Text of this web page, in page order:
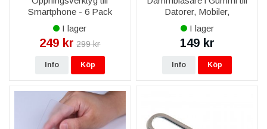
Smartphone - 6 Pack
I lager
249 kr 299 kr
Info Köp
Datorer, Mobiler,
Kameralins
I lager
149 kr
Info Köp